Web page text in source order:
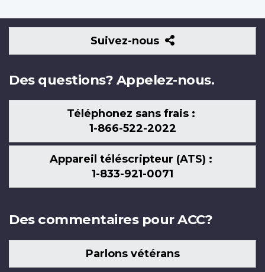
Suivez-nous
Suivez-
nous
Des questions? Appelez-nous.
Téléphonez sans frais :
1-866-522-2022
Appareil téléscripteur (ATS) :
1-833-921-0071
Des commentaires pour ACC?
Parlons vétérans